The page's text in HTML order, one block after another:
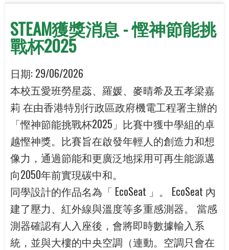
STEAM獲獎消息 - 慳神節能挑
戰杯2025
日期: 29/06/2026
本校五愛班勞星蕊、羅媛、麥晴希及五孝梁嘉
莉 在由香港特別行政區政府機電工程署主辦的
「慳神節能挑戰杯2025」比賽中獲中學組的卓
越慳神獎。比賽旨在啟發年輕人的創造力和想
像力，通過節能和更廣泛地採用可再生能源邁
向2050年前實現碳中和。
同學設計的作品名為「 EcoSeat 」。 EcoSeat 內
建了壓力、紅外線與溫度等多重感測器。 當感
測器確認有人入座後，會將即時數據輸入系
統，並與大樓的中央空調（連動。空調只會在